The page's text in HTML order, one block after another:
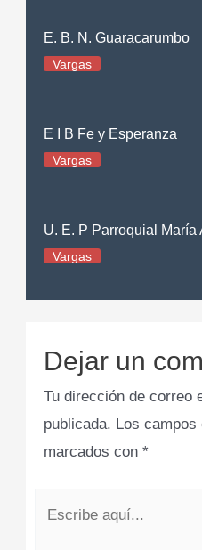
E. B. N. Guaracarumbo
Vargas
E I B Fe y Esperanza
Vargas
U. E. P Parroquial María
Vargas
Dejar un
Tu dirección de correo
publicada. Los
marcados con*